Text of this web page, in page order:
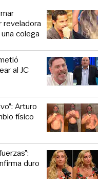
reveladora
colega
al JC
Arturo
físico
duro